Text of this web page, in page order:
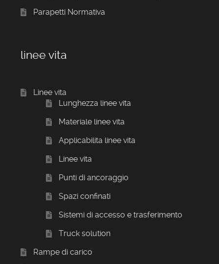
Parapetti Normativa
linee vita
Linee vita
Lunghezza linee vita
Materiale linee vita
Applicabilita linee vita
Linee vita
Punti di ancoraggio
Spazi confinati
Sistemi di accesso e trasferimento
Truck solution
Rampe di carico